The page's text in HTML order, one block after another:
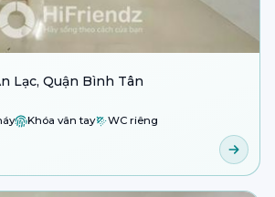
Lạc, Quận Bình Tân
Khóa vân tay WC riêng